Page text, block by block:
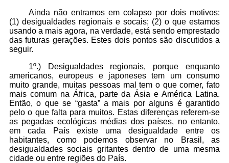
Ainda não entramos em colapso por dois motivos:
(1) desigualdades regionais e socais; (2) o que estamos
usando a mais agora, na verdade, está sendo emprestado
das futuras gerações. Estes dois pontos são discutidos a
seguir.
1º.) Desigualdades regionais, porque enquanto
americanos, europeus e japoneses tem um consumo
muito grande, muitas pessoas mal tem o que comer, fato
mais comum na África, parte da Ásia e América Latina.
Então, o que se “gasta” a mais por alguns é garantido
pelo o que falta para muitos. Estas diferenças referem-se
as pegadas ecológicas médias dos países, no entanto,
em cada País existe uma desigualdade entre os
habitantes, como podemos observar no Brasil, as
desigualdades sociais gritantes dentro de uma mesma
cidade ou entre regiões do País.